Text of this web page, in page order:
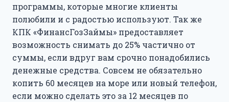
программы, которые многие клиенты
полюбили и с радостью используют. Так же
КПК «ФинансГозЗаймы» предоставляет
возможность снимать до 25% частично от
суммы, если вдруг вам срочно понадобились
денежные средства. Совсем не обязательно
копить 60 месяцев на море или новый телефон,
если можно сделать это за 12 месяцев по